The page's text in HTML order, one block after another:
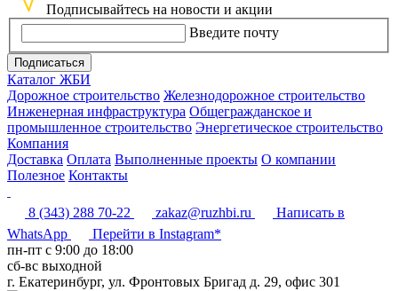
Подписывайтесь на новости и акции
Введите почту
Подписаться
Каталог ЖБИ
Дорожное строительство Железнодорожное строительство
Инженерная инфраструктура Общегражданское и
промышленное строительство Энергетическое строительство
Компания
Доставка Оплата Выполненные проекты О компании
Полезное Контакты
8 (343) 288 70-22 zakaz@ruzhbi.ru
Написать в
WhatsApp
Перейти в Instagram*
пн-пт c 9:00 до 18:00
сб-вс выходной
г. Екатеринбург, ул. Фронтовых Бригад д. 29, офис 301